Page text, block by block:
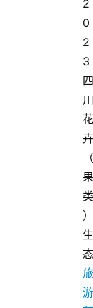
2
0
2
3
四
川
花
卉
（
果
类
）
生
态
旅
游